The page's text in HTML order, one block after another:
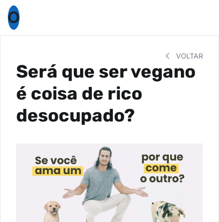
O
VOLTAR
Será que ser vegano
é coisa de rico
desocupado?